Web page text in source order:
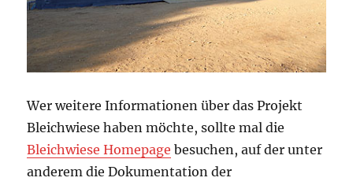
Wer weitere Informationen über das Projekt
Bleichwiese haben möchte, sollte mal die
Bleichwiese Homepage besuchen, auf der unter
anderem die Dokumentation der